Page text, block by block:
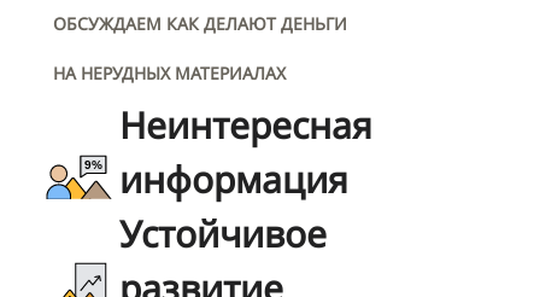
ОБСУЖДАЕМ КАК ДЕЛАЮТ ДЕНЬГИ
НА НЕРУДНЫХ МАТЕРИАЛАХ
Неинтересная
информация
Устойчивое